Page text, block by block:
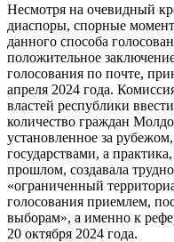
Несмотря на очевидный
диаспоры, спорные
данного способа
положительное
голосования по почте,
апреля 2024 года.
властей республики
количество граждан
установленное за
государствами, а
прошлом, создавала
«ограниченный
голосования приемлем,
выборам», а именно к
20 октября 2024 года.